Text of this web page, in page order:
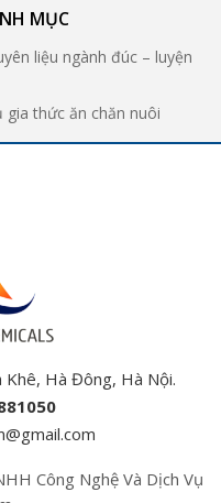
MỤC
liệu ngành đúc – luyện
gia thức ăn chăn nuôi
Hà Đông, Hà Nội.
Công Nghệ Và Dịch Vụ